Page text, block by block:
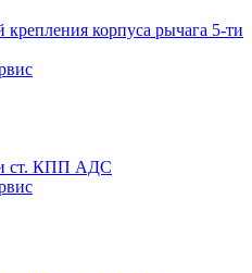
корпуса рычага 5-ти
ст. КПП АДС